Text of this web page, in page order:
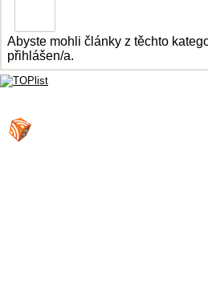
Abyste mohli články z těchto
přihlášen/a.